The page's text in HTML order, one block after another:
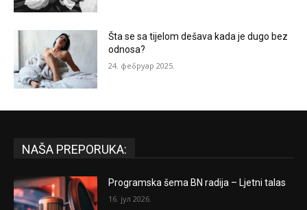
Šta se sa tijelom dešava kada je dugo bez
odnosa?
24. фебруар 2025.
NAŠA PREPORUKA:
Programska šema BN radija – Ljetni talas
16. јул 2026.